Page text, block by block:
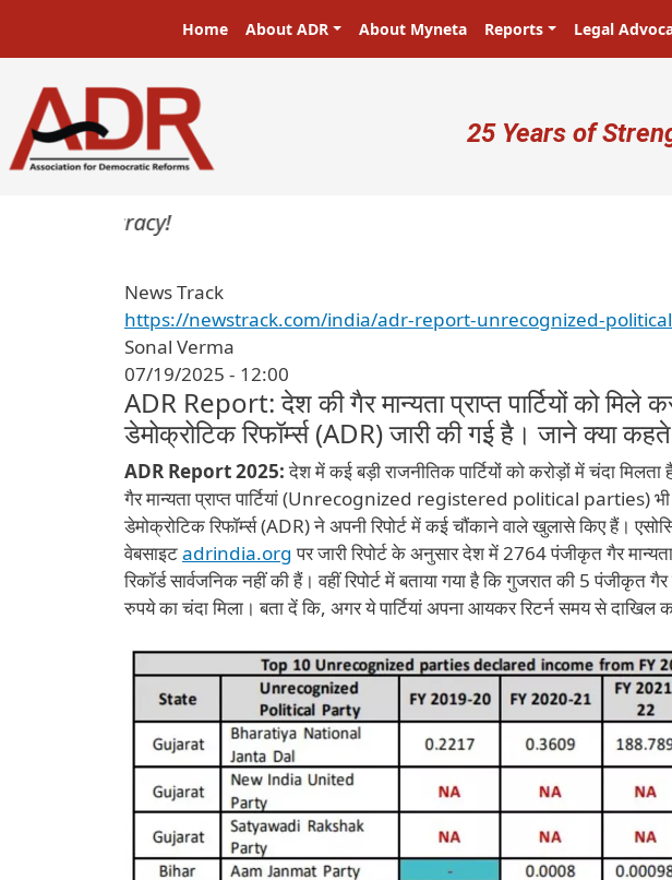
Main navigation
Home About ADR About Myneta Reports Legal
User
25 Years of
News Track
https://newstrack.com/india/adr-report-unrecognized-
Sonal Verma
07/19/2025 - 12:00
ADR Report: देश की गैर मान्यता प्राप्त पार्टियों को मिले
डेमोक्रोटिक रिफॉर्म्स (ADR) जारी की गई है। जाने क्या
ADR Report 2025:देश में कई बड़ी राजनीतिक पार्टियों को करोड़ों में चंदा
गैर मान्यता प्राप्त पार्टियां (Unrecognized registered political parties) भी
डेमोक्रोटिक रिफॉर्म्स (ADR) ने अपनी रिपोर्ट में कई चौंकाने वाले खुलासे किए हैं।
वेबसाइटadrindia.org पर जारी रिपोर्ट के अनुसार देश में 2764 पंजीकृत गैर
रिकॉर्ड सार्वजनिक नहीं की हैं। वहीं रिपोर्ट में बताया गया है कि गुजरात की 5 पंजीकृत
रुपये का चंदा मिला। बता दें कि, अगर ये पार्टियां अपना आयकर रिटर्न समय से